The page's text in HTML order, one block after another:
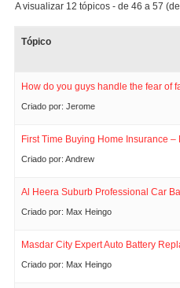
A visualizar 12 tópicos - de 46 a 57
Tópico
How do you guys handle the fear of
Criado por: Jerome
First Time Buying Home Insurance –
Criado por: Andrew
Al Heera Suburb Professional Car
Criado por: Max Heingo
Masdar City Expert Auto Battery
Criado por: Max Heingo